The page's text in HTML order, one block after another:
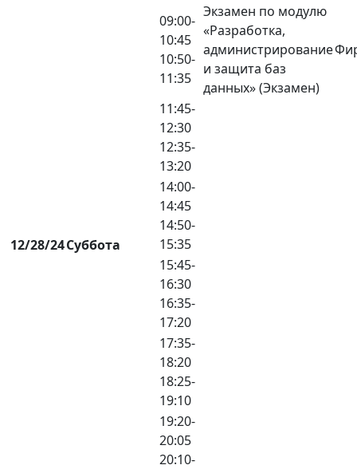
12/28/24Суббота
09:00-
10:45
10:50-
11:35
Экзамен по модулю
«Разработка,
администрирование
и защита баз
данных» (Экзамен)
11:45-
12:30
12:35-
13:20
14:00-
14:45
14:50-
15:35
15:45-
16:30
16:35-
17:20
17:35-
18:20
18:25-
19:10
19:20-
20:05
20:10-